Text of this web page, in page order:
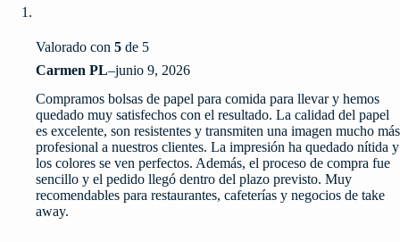
Valorado con 5 de 5
Carmen PL–junio 9, 2026
Compramos bolsas de papel para comida para llevar y hemos
quedado muy satisfechos con el resultado. La calidad del papel
es excelente, son resistentes y transmiten una imagen mucho más
profesional a nuestros clientes. La impresión ha quedado nítida y
los colores se ven perfectos. Además, el proceso de compra fue
sencillo y el pedido llegó dentro del plazo previsto. Muy
recomendables para restaurantes, cafeterías y negocios de take
away.